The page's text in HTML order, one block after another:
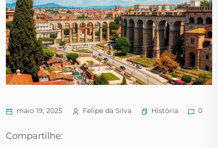
maio 19, 2025 Felipe da Silva História 0
Compartilhe: